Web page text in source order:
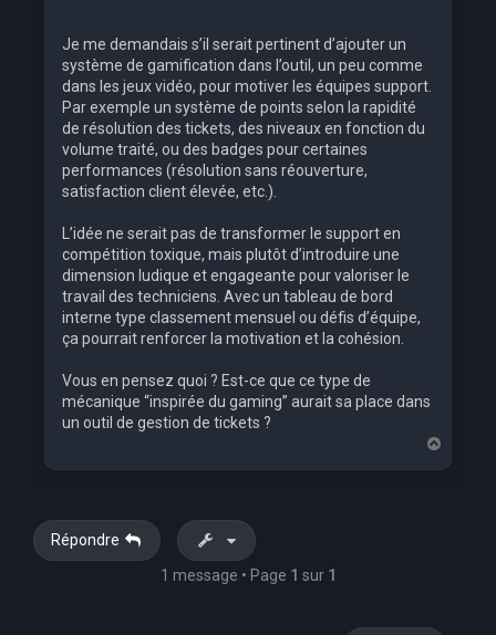
Je me demandais s’il serait pertinent d’ajouter un
système de gamification dans l’outil, un peu comme
dans les jeux vidéo, pour motiver les équipes support.
Par exemple un système de points selon la rapidité
de résolution des tickets, des niveaux en fonction du
volume traité, ou des badges pour certaines
performances (résolution sans réouverture,
satisfaction client élevée, etc.).
L’idée ne serait pas de transformer le support en
compétition toxique, mais plutôt d’introduire une
dimension ludique et engageante pour valoriser le
travail des techniciens. Avec un tableau de bord
interne type classement mensuel ou défis d’équipe,
ça pourrait renforcer la motivation et la cohésion.
Vous en pensez quoi ? Est-ce que ce type de
mécanique “inspirée du gaming” aurait sa place dans
un outil de gestion de tickets ?
a
Répondre
1 message • Page 1 sur 1